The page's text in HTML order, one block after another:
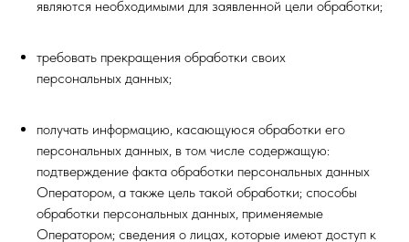
являются необходимыми для заявленной цели обработки;
требовать прекращения обработки своих
персональных данных;
получать информацию, касающуюся обработки его
персональных данных, в том числе содержащую:
подтверждение факта обработки персональных данных
Оператором, а также цель такой обработки; способы
обработки персональных данных, применяемые
Оператором; сведения о лицах, которые имеют доступ к